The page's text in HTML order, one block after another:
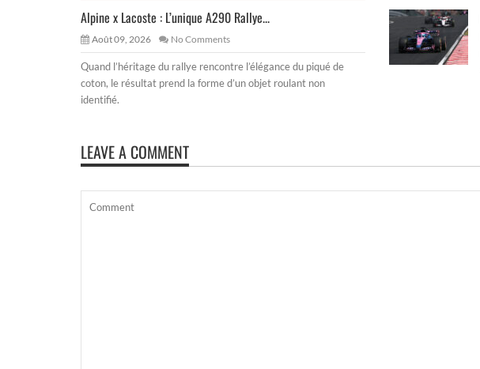
Alpine x Lacoste : L’unique A290 Rallye...
Août 09, 2026 No Comments
Quand l’héritage du rallye rencontre l’élégance du piqué de
coton, le résultat prend la forme d’un objet roulant non
identifié.
LEAVE A COMMENT